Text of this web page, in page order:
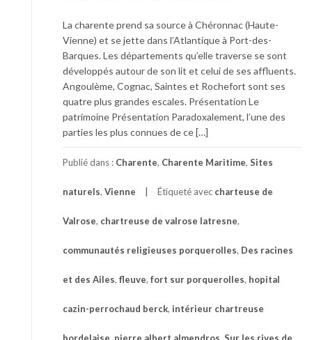
La charente prend sa source à Chéronnac (Haute-
Vienne) et se jette dans l’Atlantique à Port-des-
Barques. Les départements qu’elle traverse se sont
développés autour de son lit et celui de ses affluents.
Angoulème, Cognac, Saintes et Rochefort sont ses
quatre plus grandes escales. Présentation Le
patrimoine Présentation Paradoxalement, l’une des
parties les plus connues de ce […]
Publié dans : Charente, Charente Maritime, Sites
naturels, Vienne Étiqueté avec charteuse de
Valrose, chartreuse de valrose latresne,
communautés religieuses porquerolles, Des racines
et des Ailes, fleuve, fort sur porquerolles, hopital
cazin-perrochaud berck, intérieur chartreuse